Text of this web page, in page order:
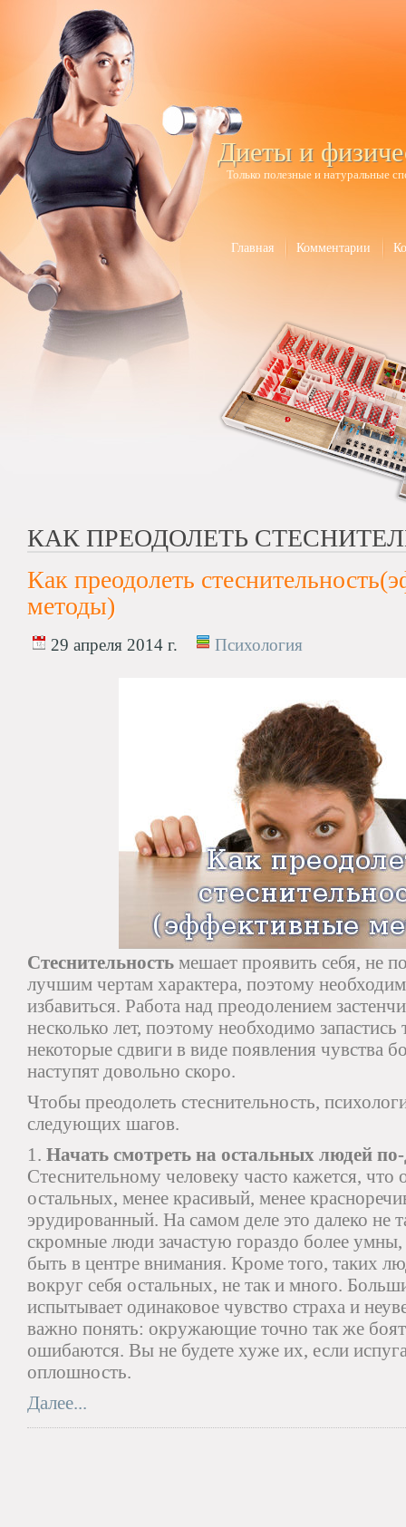
Диеты и
Только полезные и натуральные
Главная Комментарии
КАК ПРЕОДОЛЕТЬ
Как преодолеть
методы)
29 апреля 2014 г. Психология
Стеснительность мешает проявить себя, не
лучшим чертам характера, поэтому
избавиться. Работа над преодолением
несколько лет, поэтому необходимо
некоторые сдвиги в виде появления чувства
наступят довольно скоро.
Чтобы преодолеть стеснительность,
следующих шагов.
1. Начать смотреть на остальных людей
Стеснительному человеку часто кажется, что
остальных, менее красивый, менее
эрудированный. На самом деле это далеко не
скромные люди зачастую гораздо более
быть в центре внимания. Кроме того, таких
вокруг себя остальных, не так и много.
испытывает одинаковое чувство страха и
важно понять: окружающие точно так же
ошибаются. Вы не будете хуже их, если
оплошность.
Далее...